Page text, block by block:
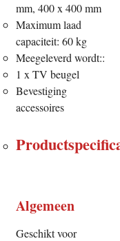
mm, 400 x 400 mm
Maximum laad
capaciteit: 60 kg
Meegeleverd wordt::
1 x TV beugel
Bevestiging
accessoires
Algemeen
Geschikt voor